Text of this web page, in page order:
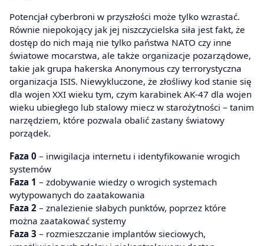
Potencjał cyberbroni w przyszłości może tylko wzrastać.
Równie niepokojący jak jej niszczycielska siła jest fakt, że
dostęp do nich mają nie tylko państwa NATO czy inne
światowe mocarstwa, ale także organizacje pozarządowe,
takie jak grupa hakerska Anonymous czy terrorystyczna
organizacja ISIS. Niewykluczone, że złośliwy kod stanie się
dla wojen XXI wieku tym, czym karabinek AK-47 dla wojen
wieku ubiegłego lub stalowy miecz w starożytności – tanim
narzędziem, które pozwala obalić zastany światowy
porządek.
Faza 0 – inwigilacja internetu i identyfikowanie wrogich
systemów
Faza 1 – zdobywanie wiedzy o wrogich systemach
wytypowanych do zaatakowania
Faza 2 – znalezienie słabych punktów, poprzez które
można zaatakować systemy
Faza 3 – rozmieszczanie implantów sieciowych,